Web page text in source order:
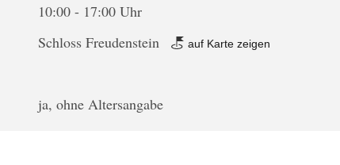
10:00 - 17:00 Uhr
Schloss Freudenstein auf Karte zeigen
ja, ohne Altersangabe